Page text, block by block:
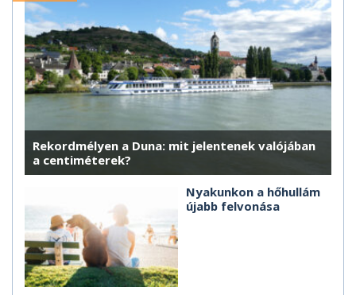
Rekordmélyen a Duna: mit jelentenek valójában
a centiméterek?
Nyakunkon a hőhullám
újabb felvonása